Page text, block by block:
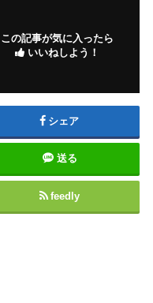
この記事が気に入ったら
いいねしよう！
シェア
送る
feedly